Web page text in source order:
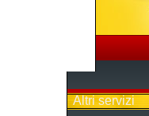
Altri servizi